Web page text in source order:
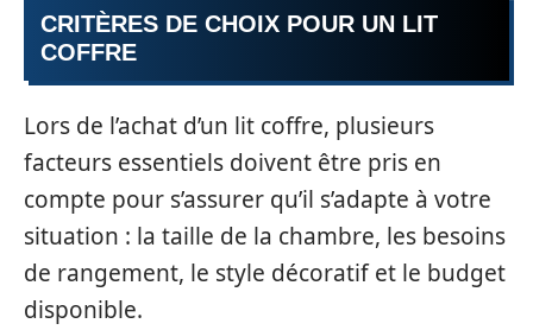
CRITÈRES DE CHOIX POUR UN LIT
COFFRE
Lors de l’achat d’un lit coffre, plusieurs
facteurs essentiels doivent être pris en
compte pour s’assurer qu’il s’adapte à votre
situation : la taille de la chambre, les besoins
de rangement, le style décoratif et le budget
disponible.